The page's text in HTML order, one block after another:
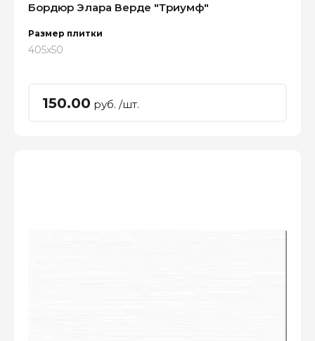
Бордюр Элара Верде "Триумф"
Размер плитки
405x50
150.00 руб. /шт.